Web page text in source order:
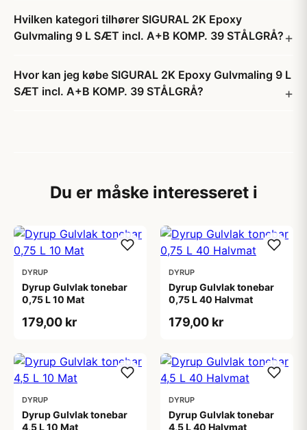
Hvilken kategori tilhører SIGURAL 2K Epoxy
Gulvmaling 9 L SÆT incl. A+B KOMP. 39 STÅLGRÅ?
Hvor kan jeg købe SIGURAL 2K Epoxy Gulvmaling 9 L
SÆT incl. A+B KOMP. 39 STÅLGRÅ?
Du er måske interesseret i
DYRUP
Dyrup Gulvlak tonebar
0,75 L 10 Mat
179,00 kr
DYRUP
Dyrup Gulvlak tonebar
0,75 L 40 Halvmat
179,00 kr
DYRUP
Dyrup Gulvlak tonebar
4,5 L 10 Mat
DYRUP
Dyrup Gulvlak tonebar
4,5 L 40 Halvmat